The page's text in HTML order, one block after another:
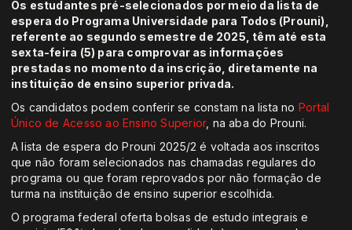
Os estudantes pré-selecionados por meio da lista de
espera do Programa Universidade para Todos (Prouni),
referente ao segundo semestre de 2025, têm até esta
sexta-feira (5) para comprovar as informações
prestadas no momento da inscrição, diretamente na
instituição de ensino superior privada.
Os candidatos podem conferir se constam na lista no Portal
Único de Acesso ao Ensino Superior, na aba do Prouni.
A lista de espera do Prouni 2025/2 é voltada aos inscritos
que não foram selecionados nas chamadas regulares do
programa ou que foram reprovados por não formação de
turma na instituição de ensino superior escolhida.
O programa federal oferta bolsas de estudo integrais e